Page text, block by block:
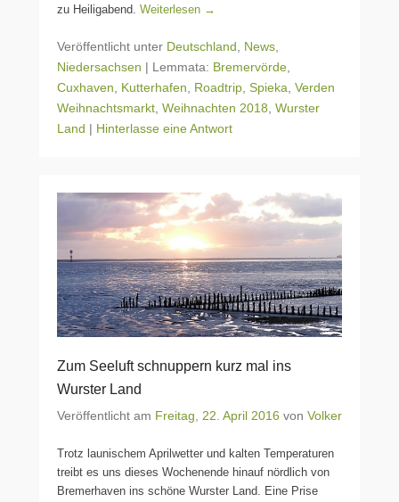
zu Heiligabend. Weiterlesen →
Veröffentlicht unter Deutschland News
Niedersachsen | Lemmata: Bremervörde
Cuxhaven
Kutterhafen Roadtrip Spieka Verden
Weihnachtsmarkt Weihnachten 2018 Wurster
Land | Hinterlasse eine Antwort
Zum Seeluft schnuppern kurz mal ins
Wurster Land
Veröffentlicht am Freitag, 22. April 2016 von Volker
Trotz launischem Aprilwetter und kalten Temperaturen
treibt es uns dieses Wochenende hinauf nördlich von
Bremerhaven ins schöne Wurster Land. Eine Prise